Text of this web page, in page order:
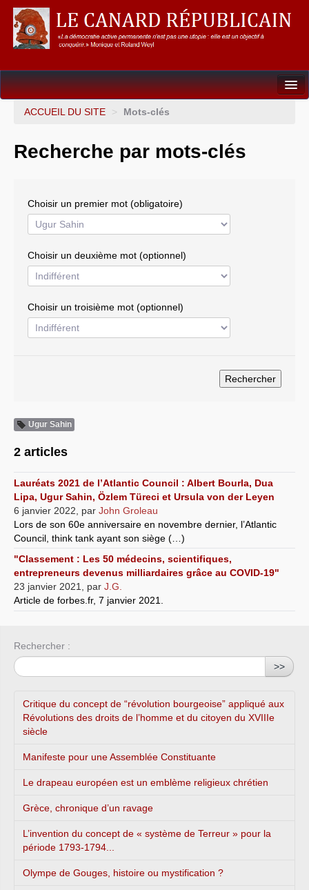
Dossiers
Gouvernance mondiale & mondialisation
Résistances
Systèmes & société sous contrôle
ACCUEIL DU SITE > Mots-clés
Recherche par mots-clés
Choisir un premier mot (obligatoire)
Choisir un deuxième mot (optionnel)
Choisir un troisième mot (optionnel)
Ugur Sahin
2 articles
Lauréats 2021 de l’Atlantic Council : Albert Bourla, Dua
Lipa, Ugur Sahin, Özlem Türeci et Ursula von der Leyen
6 janvier 2022
par John Groleau
Lors de son 60e anniversaire en novembre dernier, l’Atlantic
Council, think tank ayant son siège (…)
"Classement : Les 50 médecins, scientifiques,
entrepreneurs devenus milliardaires grâce au COVID-19"
23 janvier 2021
par J.G.
Article de forbes.fr, 7 janvier 2021.
Rechercher :
>>
Critique du concept de “révolution bourgeoise” appliqué aux
Révolutions des droits de l’homme et du citoyen du XVIIIe
siècle
Manifeste pour une Assemblée Constituante
Le drapeau européen est un emblème religieux chrétien
Grèce, chronique d’un ravage
L’invention du concept de « système de Terreur » pour la
période 1793-1794...
Olympe de Gouges, histoire ou mystification ?